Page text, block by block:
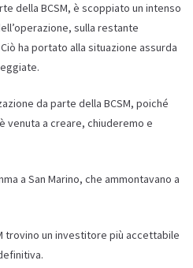
della BCSM, è scoppiato un intenso
sulla restante
ha portato alla situazione assurda
da parte della BCSM, poiché
venuta a creare, chiuderemo e
a San Marino, che ammontavano a
trovino un investitore più accettabile